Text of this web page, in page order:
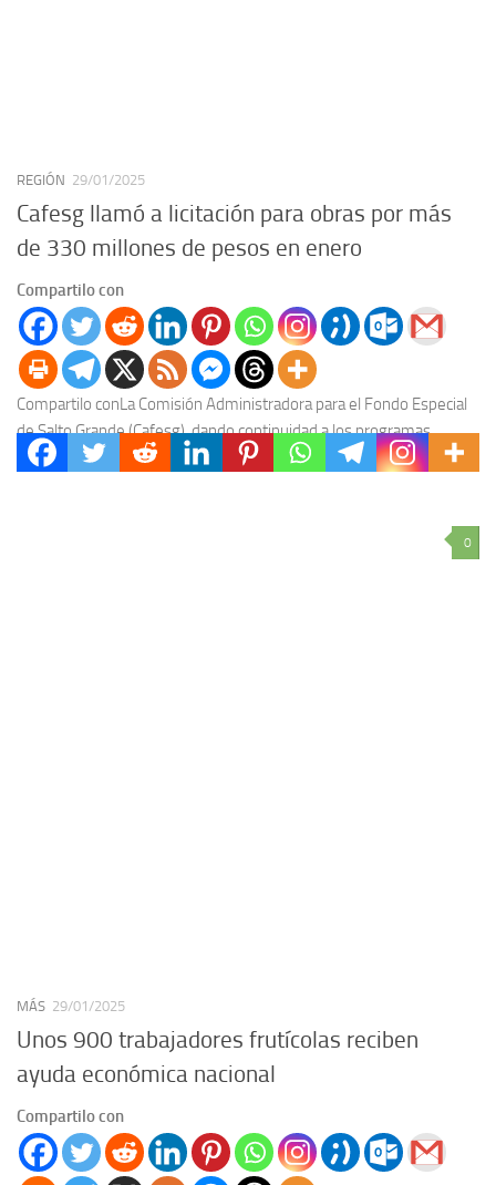
REGIÓN 29/01/2025
Cafesg llamó a licitación para obras por más
de 330 millones de pesos en enero
Compartilo con
Compartilo conLa Comisión Administradora para el Fondo Especial
de Salto Grande (Cafesg), dando continuidad a los programas
ejecutados en el 2024, en el corriente mes...
0
MÁS 29/01/2025
Unos 900 trabajadores frutícolas reciben
ayuda económica nacional
Compartilo con